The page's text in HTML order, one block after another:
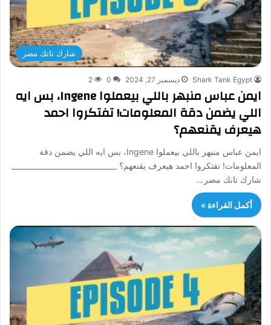
شارك تانك مصر
Shark Tank Egypt ديسمبر 27, 2024 0
2
ايمن عباس منبهر باللي بيعملوا Ingene، بس ايه
اللي يضمن دقة المعلومات! تفتكروا احمد
هيعرف يقنعهم؟
ايمن عباس منبهر باللي بيعملوا Ingene، بس ايه اللي يضمن دقة
المعلومات! تفتكروا احمد هيعرف يقنعهم؟ _____________________________
شارك تانك مصر…
أكمل القراءة »